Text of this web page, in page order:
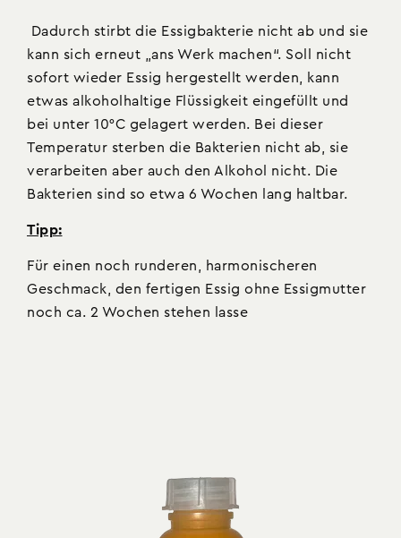
Dadurch stirbt die Essigbakterie nicht ab und sie
kann sich erneut „ans Werk machen“. Soll nicht
sofort wieder Essig hergestellt werden, kann
etwas alkoholhaltige Flüssigkeit eingefüllt und
bei unter 10°C gelagert werden. Bei dieser
Temperatur sterben die Bakterien nicht ab, sie
verarbeiten aber auch den Alkohol nicht. Die
Bakterien sind so etwa 6 Wochen lang haltbar.
Tipp:
Für einen noch runderen, harmonischeren
Geschmack, den fertigen Essig ohne Essigmutter
noch ca. 2 Wochen stehen lasse